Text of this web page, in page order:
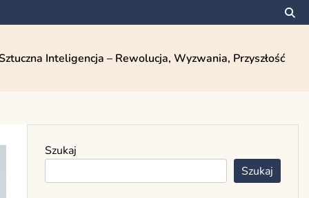
Inteligencja – Rewolucja, Wyzwania, Przyszłość
Szukaj
Szukaj